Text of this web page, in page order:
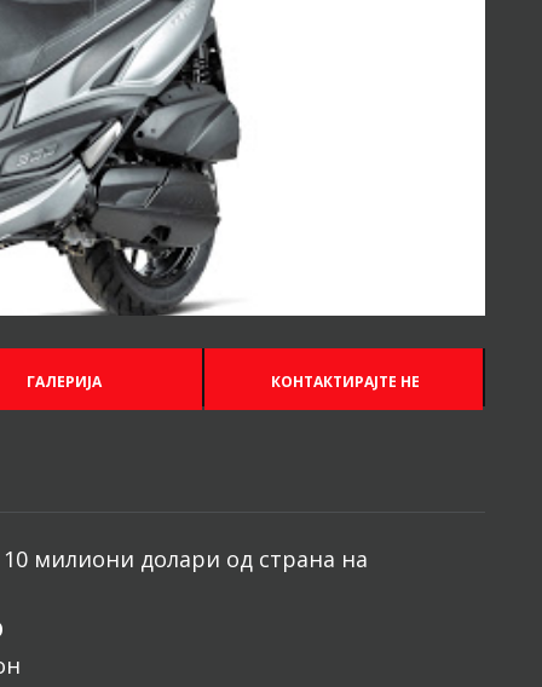
ГАЛЕРИЈА КОНТАКТИРАЈТЕ НЕ
милиони долари од страна на